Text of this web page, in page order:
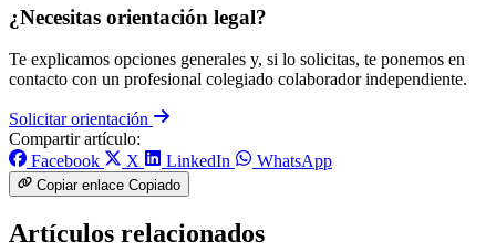
¿Necesitas orientación legal?
Te explicamos opciones generales y, si lo solicitas, te ponemos en
contacto con un profesional colegiado colaborador independiente.
Solicitar orientación
Compartir artículo:
Facebook
X LinkedIn WhatsApp
Copiar enlace Copiado
Artículos relacionados